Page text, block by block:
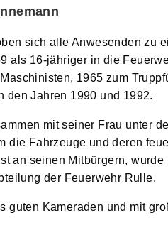
sich alle Anwesenden zu
als 16-jähriger in die
1965 zum
den Jahren 1990 und 1992.
mit seiner Frau unter
die Fahrzeuge und deren
an seinen Mitbürgern,
der Feuerwehr Rulle.
guten Kameraden und mit